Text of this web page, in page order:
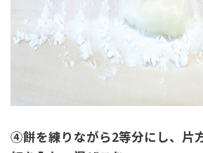
④餅を練りながら2等分にし、片